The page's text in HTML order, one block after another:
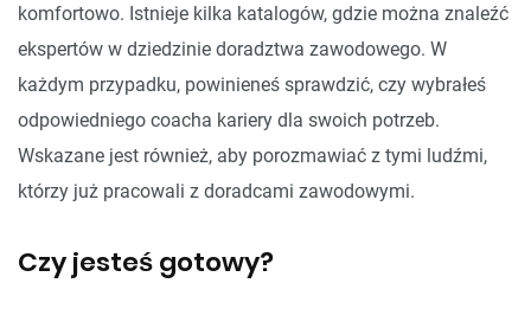
komfortowo. Istnieje kilka katalogów, gdzie można znaleźć
ekspertów w dziedzinie doradztwa zawodowego. W
każdym przypadku, powinieneś sprawdzić, czy wybrałeś
odpowiedniego coacha kariery dla swoich potrzeb.
Wskazane jest również, aby porozmawiać z tymi ludźmi,
którzy już pracowali z doradcami zawodowymi.
Czy jesteś gotowy?